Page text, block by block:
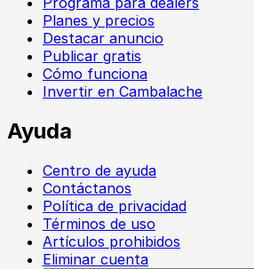
Planes y precios
Destacar anuncio
Publicar gratis
Cómo funciona
Invertir en Cambalache
Ayuda
Centro de ayuda
Contáctanos
Política de privacidad
Términos de uso
Artículos prohibidos
Eliminar cuenta